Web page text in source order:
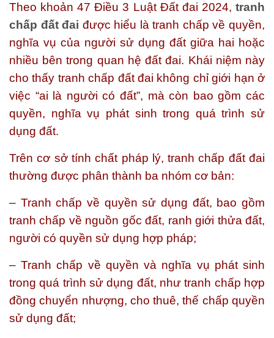
Theo khoản 47 Điều 3 Luật Đất đai 2024, tranh
chấp đất đai được hiểu là tranh chấp về quyền,
nghĩa vụ của người sử dụng đất giữa hai hoặc
nhiều bên trong quan hệ đất đai. Khái niệm này
cho thấy tranh chấp đất đai không chỉ giới hạn ở
việc “ai là người có đất”, mà còn bao gồm các
quyền, nghĩa vụ phát sinh trong quá trình sử
dụng đất.
Trên cơ sở tính chất pháp lý, tranh chấp đất đai
thường được phân thành ba nhóm cơ bản:
– Tranh chấp về quyền sử dụng đất, bao gồm
tranh chấp về nguồn gốc đất, ranh giới thửa đất,
người có quyền sử dụng hợp pháp;
– Tranh chấp về quyền và nghĩa vụ phát sinh
trong quá trình sử dụng đất, như tranh chấp hợp
đồng chuyển nhượng, cho thuê, thế chấp quyền
sử dụng đất;